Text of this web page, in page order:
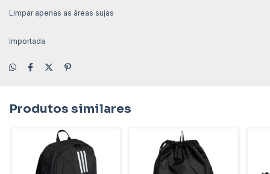
Limpar apenas as áreas sujas
Importada
Produtos similares